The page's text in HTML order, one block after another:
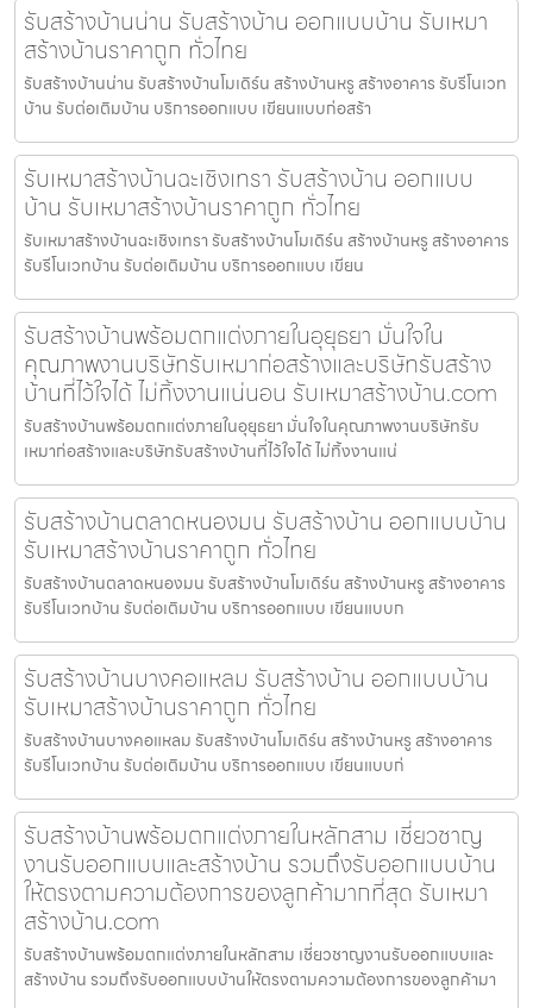
รับสร้างบ้านน่าน รับสร้างบ้าน ออกแบบบ้าน รับเหมา
สร้างบ้านราคาถูก ทั่วไทย
รับสร้างบ้านน่าน รับสร้างบ้านโมเดิร์น สร้างบ้านหรู สร้างอาคาร รับรีโนเวท
บ้าน รับต่อเติมบ้าน บริการออกแบบ เขียนแบบก่อสร้า
รับเหมาสร้างบ้านฉะเชิงเทรา รับสร้างบ้าน ออกแบบ
บ้าน รับเหมาสร้างบ้านราคาถูก ทั่วไทย
รับเหมาสร้างบ้านฉะเชิงเทรา รับสร้างบ้านโมเดิร์น สร้างบ้านหรู สร้างอาคาร
รับรีโนเวทบ้าน รับต่อเติมบ้าน บริการออกแบบ เขียน
รับสร้างบ้านพร้อมตกแต่งภายในอุยุธยา มั่นใจใน
คุณภาพงานบริษัทรับเหมาก่อสร้างและบริษัทรับสร้าง
บ้านที่ไว้ใจได้ ไม่ทิ้งงานแน่นอน รับเหมาสร้างบ้าน.com
รับสร้างบ้านพร้อมตกแต่งภายในอุยุธยา มั่นใจในคุณภาพงานบริษัทรับ
เหมาก่อสร้างและบริษัทรับสร้างบ้านที่ไว้ใจได้ ไม่ทิ้งงานแน่
รับสร้างบ้านตลาดหนองมน รับสร้างบ้าน ออกแบบบ้าน
รับเหมาสร้างบ้านราคาถูก ทั่วไทย
รับสร้างบ้านตลาดหนองมน รับสร้างบ้านโมเดิร์น สร้างบ้านหรู สร้างอาคาร
รับรีโนเวทบ้าน รับต่อเติมบ้าน บริการออกแบบ เขียนแบบก
รับสร้างบ้านบางคอแหลม รับสร้างบ้าน ออกแบบบ้าน
รับเหมาสร้างบ้านราคาถูก ทั่วไทย
รับสร้างบ้านบางคอแหลม รับสร้างบ้านโมเดิร์น สร้างบ้านหรู สร้างอาคาร
รับรีโนเวทบ้าน รับต่อเติมบ้าน บริการออกแบบ เขียนแบบก่
รับสร้างบ้านพร้อมตกแต่งภายในหลักสาม เชี่ยวชาญ
งานรับออกแบบและสร้างบ้าน รวมถึงรับออกแบบบ้าน
ให้ตรงตามความต้องการของลูกค้ามากที่สุด รับเหมา
สร้างบ้าน.com
รับสร้างบ้านพร้อมตกแต่งภายในหลักสาม เชี่ยวชาญงานรับออกแบบและ
สร้างบ้าน รวมถึงรับออกแบบบ้านให้ตรงตามความต้องการของลูกค้ามา